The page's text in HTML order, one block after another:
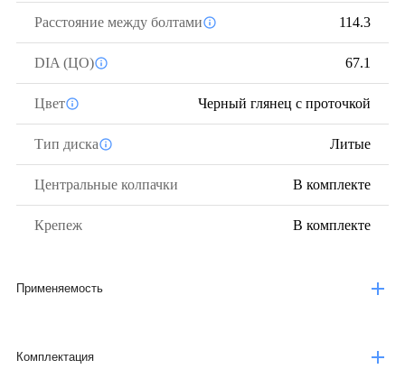
Расстояние между болтами 114.3
DIA (ЦО) 67.1
Цвет Черный глянец с проточкой
Тип диска Литые
Центральные колпачки В комплекте
Крепеж В комплекте
Применяемость
Комплектация